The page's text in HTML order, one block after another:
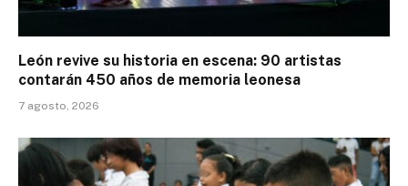
León revive su historia en escena: 90 artistas
contarán 450 años de memoria leonesa
7 agosto, 2026